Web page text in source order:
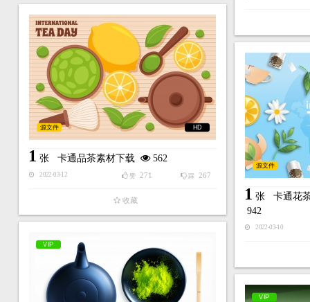
HD
源文件
1 张 卡通品茶素材下载 562
2022-03-12 踩 267
赞 271
收藏
源文件
1 张 卡通花
942
2022-03-10
VIP
VIP